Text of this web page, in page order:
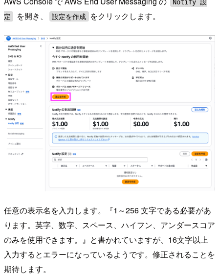
Notify 設
定
を開き、 設定を作成 をクリックします。
任意の表示名を入力します。『1～256 文字である必要があ
ります。英字、数字、スペース、ハイフン、アンダースコア
のみを使用できます。』と書かれていますが、16文字以上
入力するとエラーになっているようです。修正されることを
期待します。